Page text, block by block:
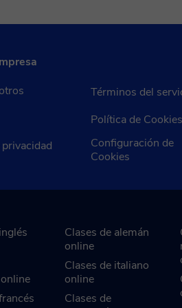
Términos del
Política de Cookies
Configuración de
Cookies
Clases de alemán
online
Clases de italiano
online
Clases de